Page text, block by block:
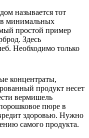
называется тот
в минимальных
простой пример
Здесь
Необходимо только
концентраты,
продукт несет
вермишель
пюре в
здоровью. Нужно
самого продукта.